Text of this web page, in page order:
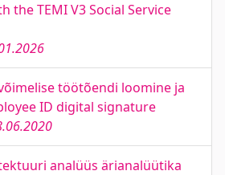
the TEMI V3 Social Service
töötõendi loomine ja
ID digital signature
analüüs ärianalüütika